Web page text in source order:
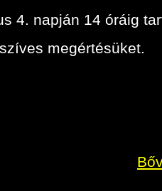
4. napján 14 óráig
megértésüket.